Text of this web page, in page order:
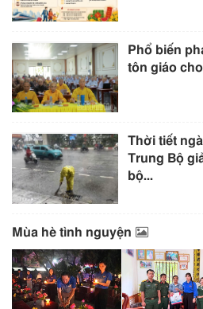
Phổ biến
tôn giáo
Thời tiết
Trung Bộ
bộ...
Mùa hè tình nguyện